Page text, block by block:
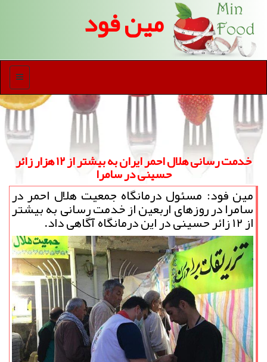
مین فود
منو
خدمت رسانی هلال احمر ایران به بیشتر از ۱۲ هزار زائر
حسینی در سامرا
مین فود: مسئول درمانگاه جمعیت هلال احمر در
سامرا در روزهای اربعین از خدمت رسانی به بیشتر
از ۱۲ زائر حسینی در این درمانگاه آگاهی داد.